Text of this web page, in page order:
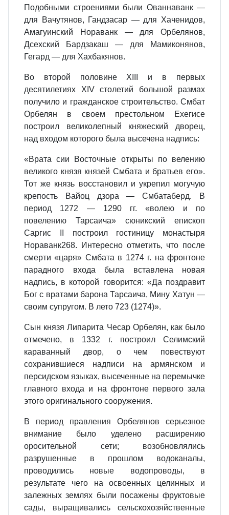
Подобными строениями были Ованнаванк —
для Вачутянов, Гандзасар — для Хаченидов,
Амагуинский Нораванк — для Орбелянов,
Дсехский Бардзакаш — для Мамиконянов,
Гегард — для Хахбакянов.
Во второй половине XIII и в первых
десятилетиях XIV столетий большой размах
получило и гражданское строительство. Смбат
Орбелян в своем престольном Ехегисе
построил великолепный княжеский дворец,
над входом которого была высечена надпись:
«Врата сии Восточные открыты по велению
великого князя князей Смбата и братьев его».
Тот же князь восстановил и укрепил могучую
крепость Вайоц дзора — Смбатаберд. В
период 1272 — 1290 гг. «волею и по
повелению Тарсаича» сюникский епископ
Саргис II построил гостиницу монастыря
Нораванк268. Интересно отметить, что после
смерти «царя» Смбата в 1274 г. на фронтоне
парадного входа была вставлена новая
надпись, в которой говорится: «Да поздравит
Бог с вратами барона Тарсаича, Мину Хатун —
своим супругом. В лето 723 (1274)».
Сын князя Липарита Чесар Орбелян, как было
отмечено, в 1332 г. построил Селимский
караванный двор, о чем повествуют
сохранившиеся надписи на армянском и
персидском языках, высеченные на перемычке
главного входа и на фронтоне первого зала
этого оригинального сооружения.
В период правления Орбелянов серьезное
внимание было уделено расширению
оросительной сети; возобновлялись
разрушенные в прошлом водоканалы,
проводились новые водопроводы, в
результате чего на освоенных целинных и
залежных землях были посажены фруктовые
сады, выращивались сельскохозяйственные